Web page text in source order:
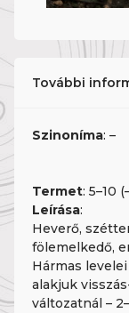
További
Szinoníma: –
Termet: 5–10
Leírása:
Heverő,
fölemelkedő,
Hármas
alakjuk
változatnál –